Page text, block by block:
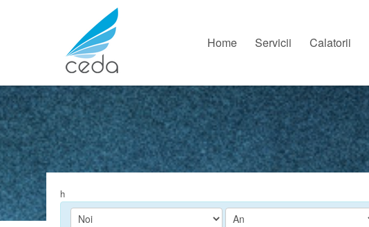
Home Servicii Calatorii
h